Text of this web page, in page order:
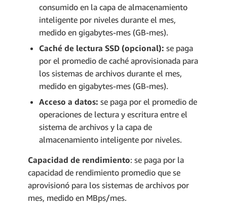
consumido en la capa de almacenamiento
inteligente por niveles durante el mes,
medido en gigabytes-mes (GB-mes).
Caché de lectura SSD (opcional): se paga
por el promedio de caché aprovisionada para
los sistemas de archivos durante el mes,
medido en gigabytes-mes (GB-mes).
Acceso a datos: se paga por el promedio de
operaciones de lectura y escritura entre el
sistema de archivos y la capa de
almacenamiento inteligente por niveles.
Capacidad de rendimiento: se paga por la
capacidad de rendimiento promedio que se
aprovisionó para los sistemas de archivos por
mes, medido en MBps/mes.